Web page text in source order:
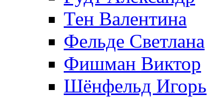
Тен Валентина
Фельде Светлана
Фишман Виктор
Шёнфельд Игорь